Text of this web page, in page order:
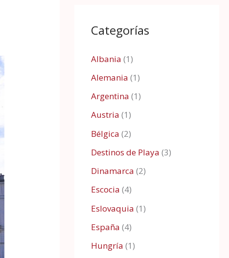
Categorías
Albania (1)
Alemania (1)
Argentina (1)
Austria (1)
Bélgica (2)
Destinos de Playa (3)
Dinamarca (2)
Escocia (4)
Eslovaquia (1)
España (4)
Hungría (1)